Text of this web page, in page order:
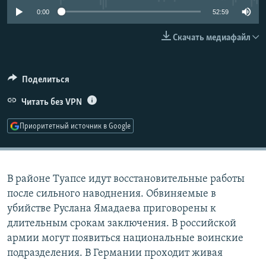
РАСПИСАНИЕ ВЕЩАНИЯ
0:00 52:59
Скачать медиафайл
Поделиться
Читать без VPN
Приоритетный источник в Google
В районе Туапсе идут восстановительные работы
после сильного наводнения. Обвиняемые в
убийстве Руслана Ямадаева приговорены к
длительным срокам заключения. В российской
армии могут появиться национальные воинские
подразделения. В Германии проходит живая